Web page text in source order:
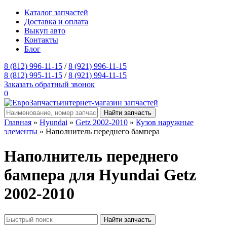
Каталог запчастей
Доставка и оплата
Выкуп авто
Контакты
Блог
8 (812) 996-11-15 /8 (921) 996-11-15
8 (812) 995-11-15 /8 (921) 994-11-15
Заказать обратный звонок
0
интернет-магазин запчастей
Главная » Hyundai » Getz 2002-2010 » Кузов наружные
элементы » Наполнитель переднего бампера
Наполнитель переднего
бампера для Hyundai Getz
2002-2010